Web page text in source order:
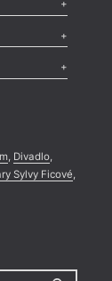
, Divadlo,
Sylvy Ficové,